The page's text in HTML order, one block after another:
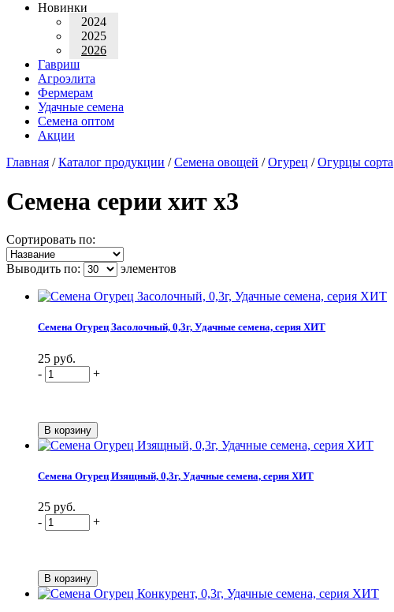
Новинки
2024
2025
2026
Гавриш
Агроэлита
Фермерам
Удачные семена
Семена оптом
Акции
Главная /Каталог продукции /Семена овощей /Огурец /Огурцы сорта
Семена серии хит х3
Сортировать по:
Выводить по: элементов
Семена Огурец Засолочный, 0,3г, Удачные семена, серия ХИТ
25 руб.
-
+
Семена Огурец Изящный, 0,3г, Удачные семена, серия ХИТ
25 руб.
-
+